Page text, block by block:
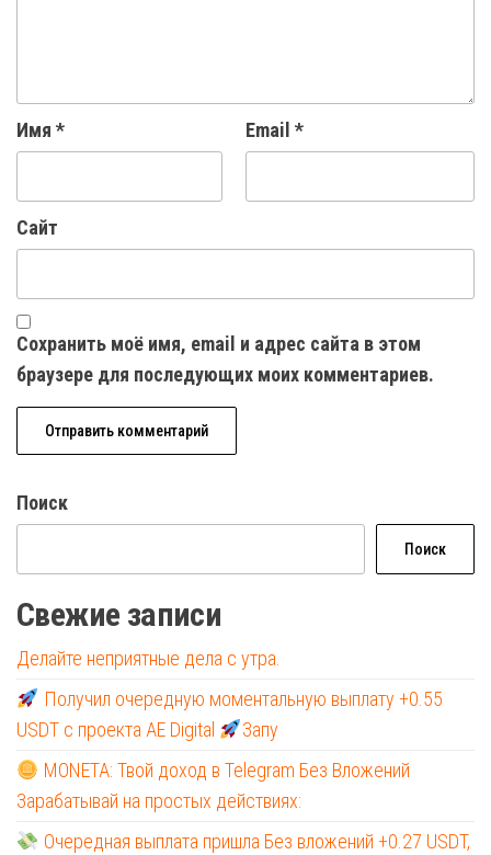
Имя * Email *
Сайт
Сохранить моё имя, email и адрес сайта в этом
браузере для последующих моих комментариев.
Поиск
Поиск
Свежие записи
Делайте неприятные дела с утра.
Получил очередную моментальную выплату +0.55
USDT с проекта AE Digital
Запу
MONETA: Твой доход в Telegram Без Вложений
Зарабатывай на простых действиях:
Очередная выплата пришла Без вложений +0.27 USDT,